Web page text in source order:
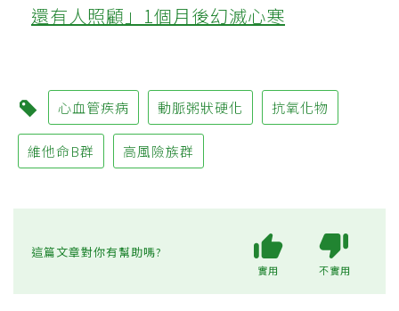
還有人照顧」1個月後幻滅心寒
心血管疾病 動脈粥狀硬化 抗氧化物
維他命B群 高風險族群
這篇文章對你有幫助嗎?
實用 不實用